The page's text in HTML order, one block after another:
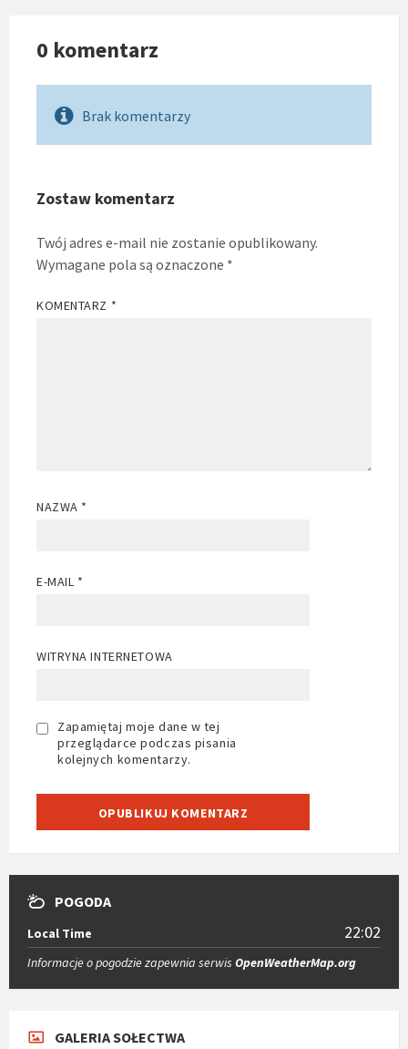
0 komentarz
Brak komentarzy
Zostaw komentarz
Twój adres e-mail nie zostanie opublikowany.
Wymagane pola są oznaczone *
KOMENTARZ *
NAZWA *
E-MAIL *
WITRYNA INTERNETOWA
Zapamiętaj moje dane w tej
przeglądarce podczas pisania
kolejnych komentarzy.
POGODA
Local Time 22:02
Informacje o pogodzie zapewnia serwis OpenWeatherMap.org
GALERIA SOŁECTWA